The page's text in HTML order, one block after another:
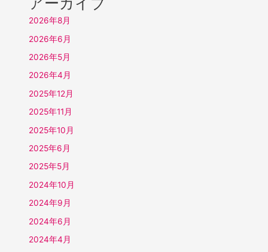
2026年8月
2026年6月
2026年5月
2026年4月
2025年12月
2025年11月
2025年10月
2025年6月
2025年5月
2024年10月
2024年9月
2024年6月
2024年4月